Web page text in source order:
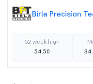
Birla Precision
52 week high
54.50